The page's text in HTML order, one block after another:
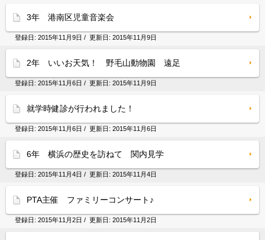
3年 港南区児童音楽会
登録日: 2015年11月9日 / 更新日: 2015年11月9日
2年 いいお天気！ 野毛山動物園 遠足
登録日: 2015年11月6日 / 更新日: 2015年11月9日
就学時健診が行われました！
登録日: 2015年11月6日 / 更新日: 2015年11月6日
6年 横浜の歴史を訪ねて 関内見学
登録日: 2015年11月4日 / 更新日: 2015年11月4日
PTA主催 ファミリーコンサート♪
登録日: 2015年11月2日 / 更新日: 2015年11月2日